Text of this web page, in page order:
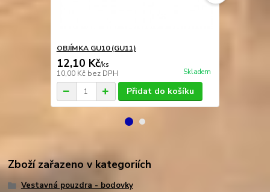
OBJÍMKA GU10 (GU11)
12,10 Kč/ks
10,00 Kč bez DPH Skladem
Přidat do košíku
Zboží zařazeno v kategoriích
Vestavná pouzdra - bodovky